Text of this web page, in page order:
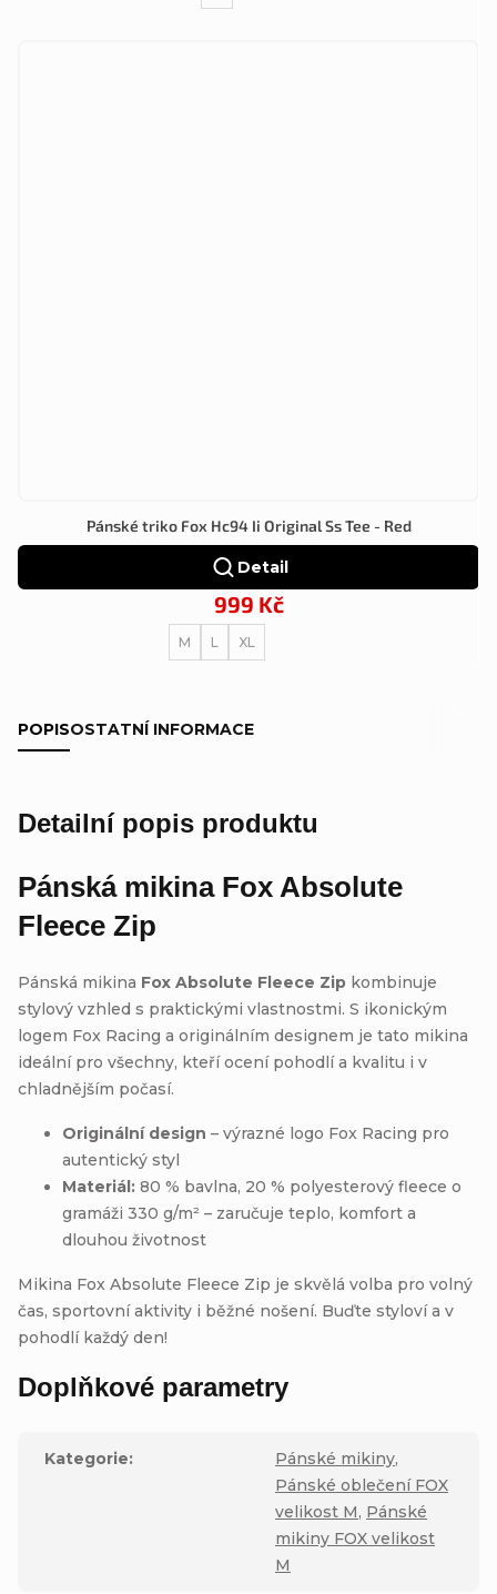
Pánské triko Fox Hc94 Ii Original Ss Tee - Red
999 Kč
Detail
M L XL
POPISOSTATNÍ INFORMACE
Detailní popis produktu
Pánská mikina Fox Absolute
Fleece Zip
Pánská mikina Fox Absolute Fleece Zip kombinuje
stylový vzhled s praktickými vlastnostmi. S ikonickým
logem Fox Racing a originálním designem je tato mikina
ideální pro všechny, kteří ocení pohodlí a kvalitu i v
chladnějším počasí.
Originální design – výrazné logo Fox Racing pro
autentický styl
Materiál: 80 % bavlna, 20 % polyesterový fleece o
gramáži 330 g/m² – zaručuje teplo, komfort a
dlouhou životnost
Mikina Fox Absolute Fleece Zip je skvělá volba pro volný
čas, sportovní aktivity i běžné nošení. Buďte styloví a v
pohodlí každý den!
Doplňkové parametry
Kategorie: Pánské mikiny,
Pánské oblečení FOX
velikost M, Pánské
mikiny FOX velikost
M